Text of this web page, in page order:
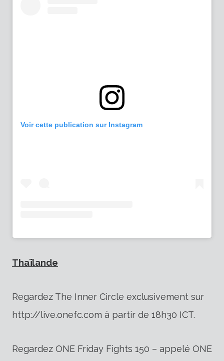
Voir cette publication sur Instagram
Thaïlande
Regardez The Inner Circle exclusivement sur
http://live.onefc.com à partir de 18h30 ICT.
Regardez ONE Friday Fights 150 – appelé ONE